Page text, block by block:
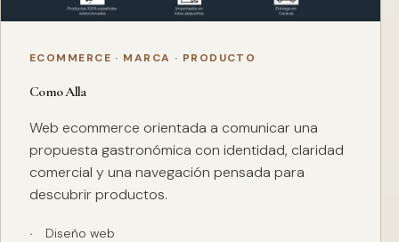
ECOMMERCE · MARCA · PRODUCTO
Como Alla
Web ecommerce orientada a comunicar una
propuesta gastronómica con identidad, claridad
comercial y una navegación pensada para
descubrir productos.
Diseño web